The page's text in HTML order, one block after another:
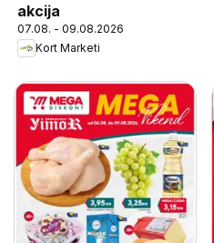
akcija
07.08. - 09.08.2026
Kort Marketi